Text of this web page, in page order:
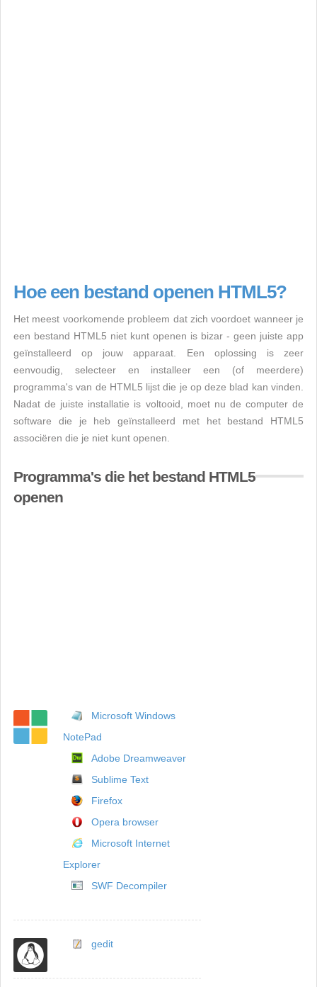
Hoe een bestand openen HTML5?
Het meest voorkomende probleem dat zich voordoet wanneer je
een bestand HTML5 niet kunt openen is bizar - geen juiste app
geïnstalleerd op jouw apparaat. Een oplossing is zeer
eenvoudig, selecteer en installeer een (of meerdere)
programma's van de HTML5 lijst die je op deze blad kan vinden.
Nadat de juiste installatie is voltooid, moet nu de computer de
software die je heb geïnstalleerd met het bestand HTML5
associëren die je niet kunt openen.
Programma's die het bestand HTML5
openen
Microsoft Windows
NotePad
Adobe Dreamweaver
Sublime Text
Firefox
Opera browser
Microsoft Internet
Explorer
SWF Decompiler
gedit